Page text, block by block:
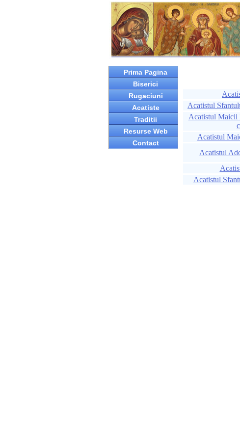
Prima Pagina
Biserici
Rugaciuni
Acatiste
Traditii
Resurse Web
Contact
Acatistul
Acatistul Maicii
Acatistul
Acatistul
Acatistul